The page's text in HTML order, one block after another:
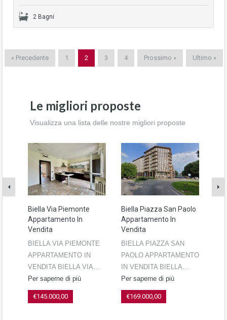
2 Bagni
« Precedente 1 2 3 4 Prossimo » Ultimo »
Le migliori proposte
Visualizza una lista delle nostre migliori proposte
Biella Via Piemonte
Appartamento In
Vendita
BIELLA VIA PIEMONTE
APPARTAMENTO IN
VENDITA BIELLA VIA…
Per saperne di più
€145.000,00
Biella Piazza San Paolo
Appartamento In
Vendita
BIELLA PIAZZA SAN
PAOLO APPARTAMENTO
IN VENDITA BIELLA…
Per saperne di più
€169.000,00